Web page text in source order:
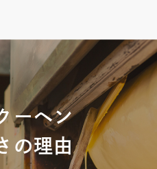
ーヘン
の理由